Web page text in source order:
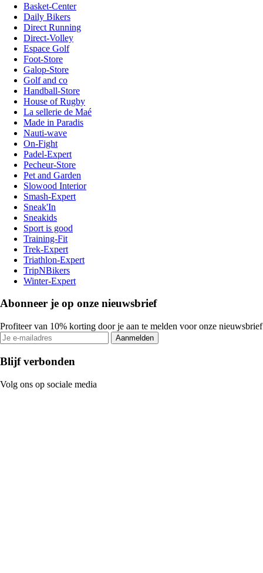
Basket-Center
Daily Bikers
Direct Running
Direct-Volley
Espace Golf
Foot-Store
Galop-Store
Golf and co
Handball-Store
House of Rugby
La sellerie de Maé
Made in Paradis
Nauti-wave
On-Fight
Padel-Expert
Pecheur-Store
Pet and Garden
Slowood Interior
Smash-Expert
Sneak'In
Sneakids
Sport is good
Training-Fit
Trek-Expert
Triathlon-Expert
TripNBikers
Winter-Expert
Abonneer je op onze nieuwsbrief
Profiteer van 10% korting door je aan te melden voor onze nieuwsbrief
Aanmelden
Blijf verbonden
Volg ons op sociale media